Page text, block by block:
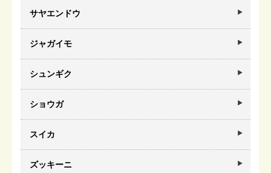
サヤエンドウ
ジャガイモ
シュンギク
ショウガ
スイカ
ズッキーニ